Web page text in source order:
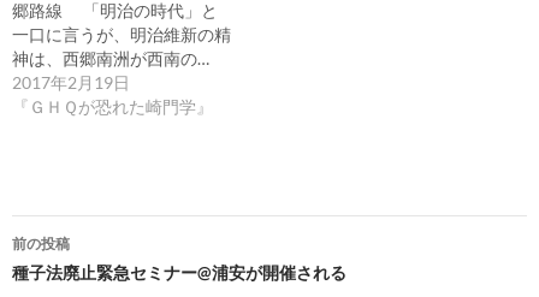
郷路線 「明治の時代」と
一口に言うが、明治維新の精
神は、西郷南洲が西南の…
2017年2月19日
『ＧＨＱが恐れた崎門学』
投
稿
前の投稿
種子法廃止緊急セミナー@浦安が開催される